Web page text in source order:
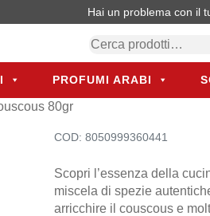
Hai un problema con il
Cerca:
PROFUMI ARABI
PROFUMI ARABI
80gr
COD: 8050999360441
Scopri l’essenza della
miscela di spezie
arricchire il couscous e